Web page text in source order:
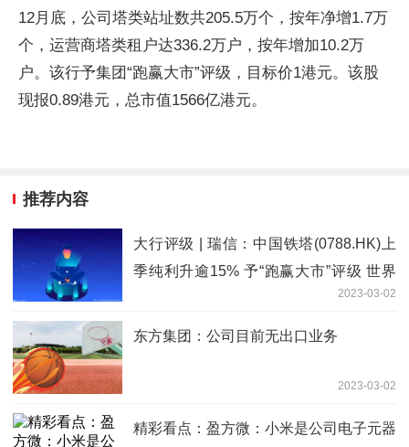
12月底，公司塔类站址数共205.5万个，按年净增1.7万
个，运营商塔类租户达336.2万户，按年增加10.2万
户。该行予集团“跑赢大市”评级，目标价1港元。该股
现报0.89港元，总市值1566亿港元。
推荐内容
大行评级 | 瑞信：中国铁塔(0788.HK)上
季纯利升逾15% 予“跑赢大市”评级 世界
2023-03-02
东方集团：公司目前无出口业务
2023-03-02
精彩看点：盈方微：小米是公司电子元器